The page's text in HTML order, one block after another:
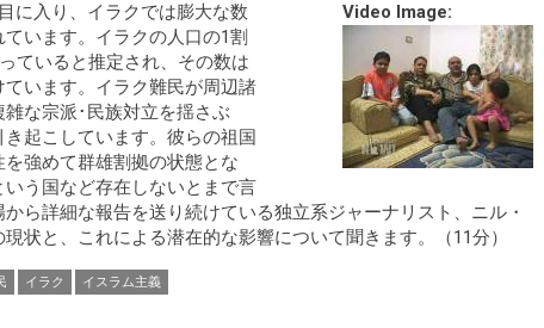
Video Image:
に入り、イラクでは膨大な数
います。イラクの人口の1割
ていると推定され、その数は
います。イラク難民が周辺諸
な宗派･民族対立を揺さぶ
起こしています。彼らの祖国
強めて群雄割拠の状態とな
う国など存在しないとまで言
ら詳細な報告を送り続けている独立系ジャーナリスト、ニル・
状と、これによる潜在的な影響について聞きます。（11分）
イラク イスラム主義